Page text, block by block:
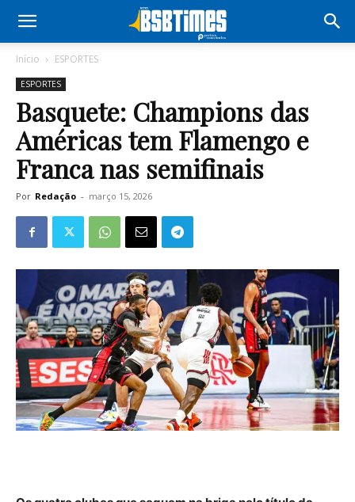
Início ESPORTES
ESPORTES
Basquete: Champions das
Américas tem Flamengo e
Franca nas semifinais
Por Redação - março 15, 2026